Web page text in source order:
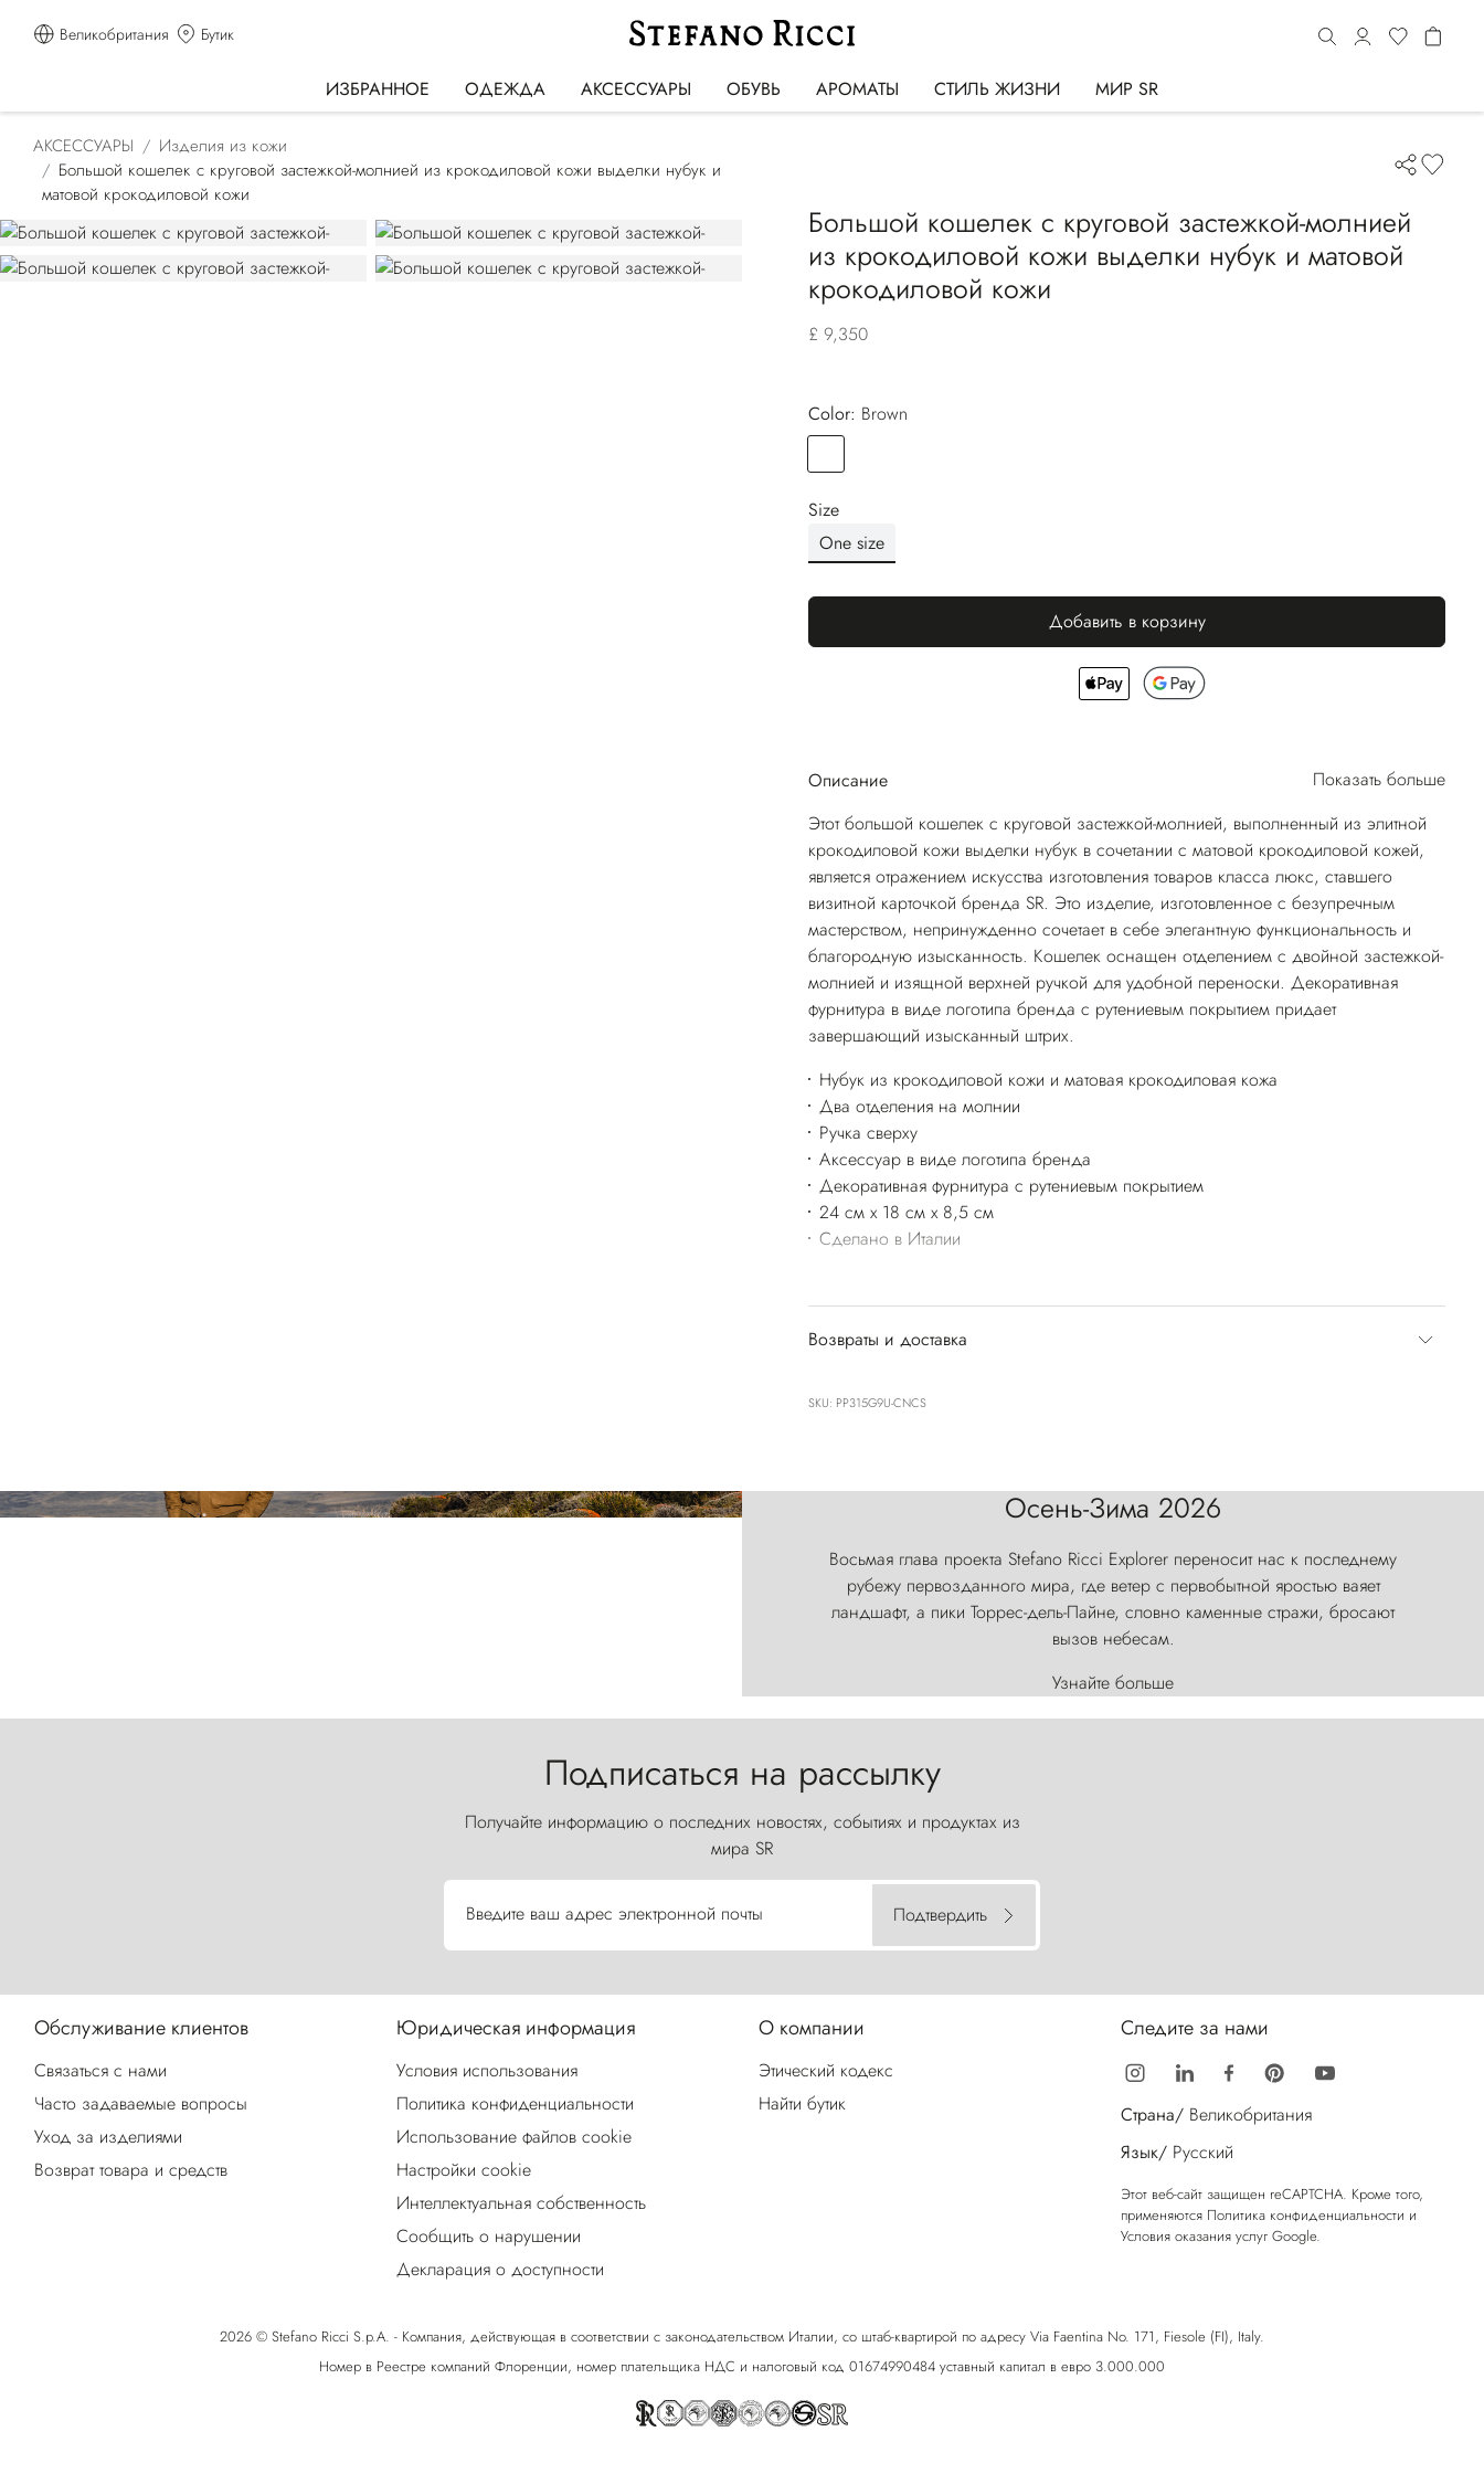
Великобритания Бутик
ИЗБРАННОЕ ОДЕЖДА АКСЕССУАРЫ ОБУВЬ АРОМАТЫ СТИЛЬ ЖИЗНИ МИР SR
АКСЕССУАРЫ
Изделия из кожи
Большой кошелек с круговой застежкой-молнией из крокодиловой кожи выделки нубук и
матовой крокодиловой кожи
Большой кошелек с круговой застежкой-молнией
из крокодиловой кожи выделки нубук и матовой
крокодиловой кожи
£ 9,350
Color:
brown
Size
One size
Добавить в корзину
Описание
Показать больше
Этот большой кошелек с круговой застежкой-молнией, выполненный из элитной
крокодиловой кожи выделки нубук в сочетании с матовой крокодиловой кожей,
является отражением искусства изготовления товаров класса люкс, ставшего
визитной карточкой бренда SR. Это изделие, изготовленное с безупречным
мастерством, непринужденно сочетает в себе элегантную функциональность и
благородную изысканность. Кошелек оснащен отделением с двойной застежкой-
молнией и изящной верхней ручкой для удобной переноски. Декоративная
фурнитура в виде логотипа бренда с рутениевым покрытием придает
завершающий изысканный штрих.
Нубук из крокодиловой кожи и матовая крокодиловая кожа
Два отделения на молнии
Ручка сверху
Аксессуар в виде логотипа бренда
Декоративная фурнитура с рутениевым покрытием
24 см x 18 см x 8,5 см
Сделано в Италии
Возвраты и доставка
SKU: PP315G9U-CNCS
Осень-Зима 2026
Восьмая глава проекта Stefano Ricci Explorer переносит нас к последнему
рубежу первозданного мира, где ветер с первобытной яростью ваяет
ландшафт, а пики Торрес-дель-Пайне, словно каменные стражи, бросают
вызов небесам.
Узнайте больше
Подписаться на рассылку
Получайте информацию о последних новостях, событиях и продуктах из
мира SR
Введите ваш адрес электронной почты Подтвердить
Обслуживание клиентов
Связаться с нами
Часто задаваемые вопросы
Уход за изделиями
Возврат товара и средств
Юридическая информация
Условия использования
Политика конфиденциальности
Использование файлов cookie
Настройки cookie
Интеллектуальная собственность
Сообщить о нарушении
Декларация о доступности
О компании
Этический кодекс
Найти бутик
Следите за нами
Страна/ Великобритания
Язык/ Русский
Этот веб-сайт защищен reCAPTCHA. Кроме того,
применяются Политика конфиденциальности и
Условия оказания услуг Google.
2026 © Stefano Ricci S.p.A. - Компания, действующая в соответствии с законодательством Италии, со штаб-квартирой по адресу Via Faentina No. 171, Fiesole (FI), Italy.
Номер в Реестре компаний Флоренции, номер плательщика НДС и налоговый код 01674990484 уставный капитал в евро 3.000.000